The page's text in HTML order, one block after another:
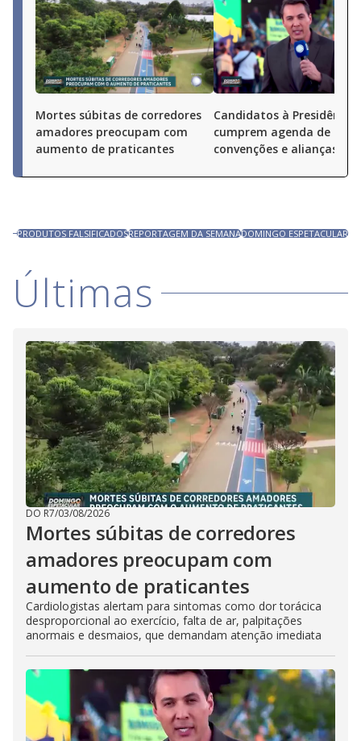
Mortes súbitas de corredores
amadores preocupam com
aumento de praticantes
Candidatos à Presidência
cumprem agenda de
convenções e alianças
PRODUTOS FALSIFICADOSREPORTAGEM DA SEMANADOMINGO ESPETACULAR
Últimas
DO R7/03/08/2026
Mortes súbitas de corredores
amadores preocupam com
aumento de praticantes
Cardiologistas alertam para sintomas como dor torácica
desproporcional ao exercício, falta de ar, palpitações
anormais e desmaios, que demandam atenção imediata